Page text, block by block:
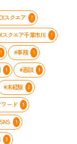
スクエア 7
スクエア千葉市川 1
1 #事務 1
1 #面談 1
#未経験 2
ード 1
1
3